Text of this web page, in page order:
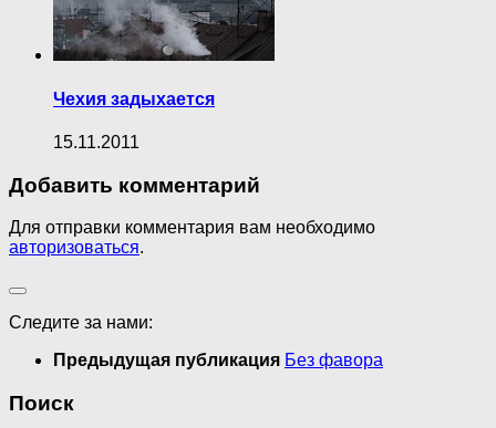
Чехия задыхается
15.11.2011
Добавить комментарий
Для отправки комментария вам необходимо
авторизоваться.
Следите за нами:
Предыдущая публикация Без фавора
Поиск